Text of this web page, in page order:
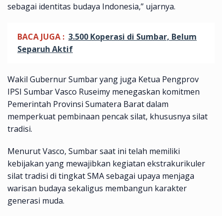
sebagai identitas budaya Indonesia,” ujarnya.
BACA JUGA : 3.500 Koperasi di Sumbar, Belum
Separuh Aktif
Wakil Gubernur Sumbar yang juga Ketua Pengprov
IPSI Sumbar Vasco Ruseimy menegaskan komitmen
Pemerintah Provinsi Sumatera Barat dalam
memperkuat pembinaan pencak silat, khususnya silat
tradisi.
Menurut Vasco, Sumbar saat ini telah memiliki
kebijakan yang mewajibkan kegiatan ekstrakurikuler
silat tradisi di tingkat SMA sebagai upaya menjaga
warisan budaya sekaligus membangun karakter
generasi muda.